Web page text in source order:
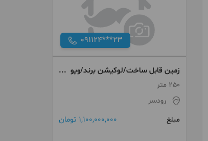
091124***23
زمین قابل ساخت/لوکیشن برند/ویو
جنگل/نزدیک دریا
250 متر
رودسر
مبلغ
1,100,000,000 تومان